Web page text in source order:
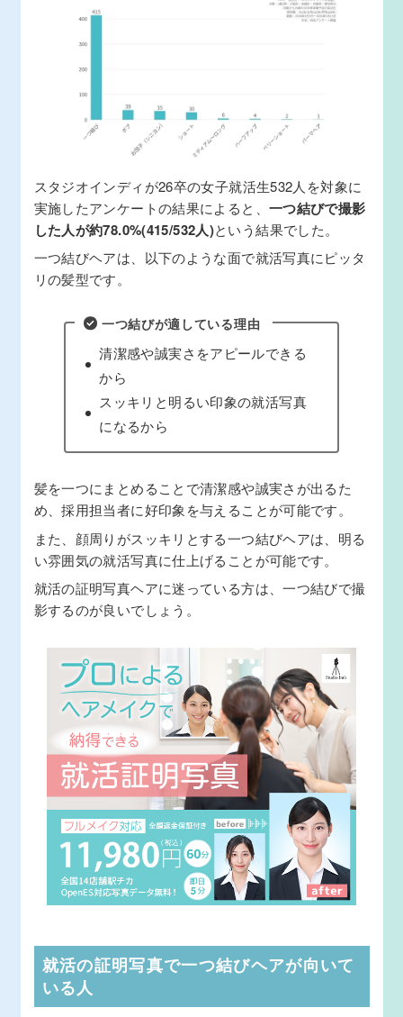
スタジオインディが26卒の女子就活生532人を対象に
実施したアンケートの結果によると、 一つ結びで撮影
した人が約78.0%(415/532人)という結果でした。
一つ結びヘアは、以下のような面で就活写真にピッタ
リの髪型です。
一つ結びが適している理由
清潔感や誠実さをアピールできる
から
スッキリと明るい印象の就活写真
になるから
髪を一つにまとめることで清潔感や誠実さが出るた
め、採用担当者に好印象を与えることが可能です。
また、顔周りがスッキリとする一つ結びヘアは、明る
い雰囲気の就活写真に仕上げることが可能です。
就活の証明写真ヘアに迷っている方は、一つ結びで撮
影するのが良いでしょう。
就活の証明写真で一つ結びヘアが向いて
いる人